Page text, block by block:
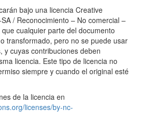
bajo una licencia Creative
/ Reconocimiento – No comercial –
cualquier parte del documento
transformado, pero no se puede usar
y cuyas contribuciones deben
licencia. Este tipo de licencia no
siempre y cuando el original esté
de la licencia en
licenses/by-nc-